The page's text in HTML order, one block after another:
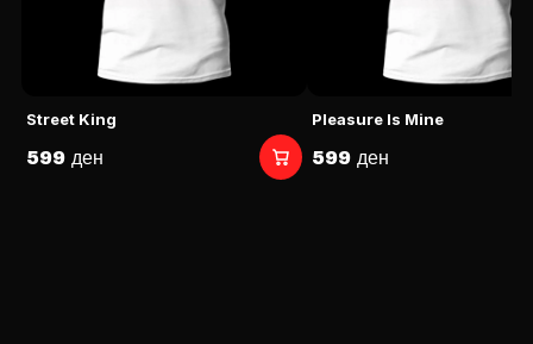
Street King
599 ден
Pleasure Is Mine
599 ден